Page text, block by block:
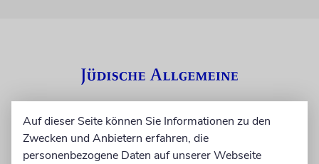
Auf dieser Seite können Sie Informationen zu den
Zwecken und Anbietern erfahren, die
personenbezogene Daten auf unserer Webseite